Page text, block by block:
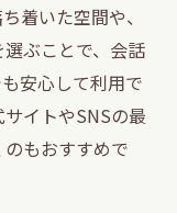
間の魅力とは
シーシャ活用
特別なひとと
着いた空間や、
ぶことで、会話
安心して利用で
イトやSNSの最
もおすすめで